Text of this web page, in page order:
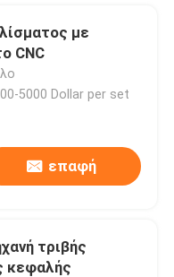
με
CNC
5000 Dollar per set
επαφή
τριβής
κεφαλής